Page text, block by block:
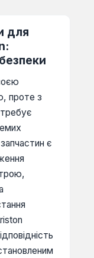
для
проте з
є